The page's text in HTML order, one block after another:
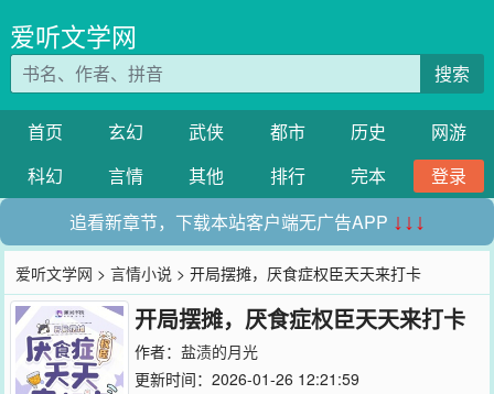
爱听文学网
搜索
首页 玄幻 武侠 都市 历史
网游
科幻
言情 其他 排行 完本
登录
追看新章节，下载本站客户端无广告APP ↓↓↓
爱听文学网 >言情小说 > 开局摆摊，厌食症权臣天天来打卡
开局摆摊，厌食症权臣天天来打卡
作者： 盐渍的月光
更新时间：2026-01-26 12:21:59